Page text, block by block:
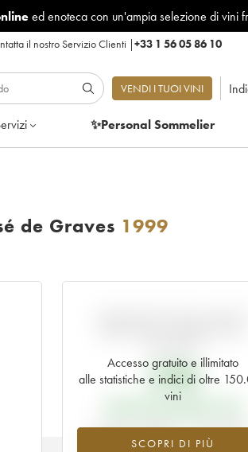
ed enoteca con un'ampia selezione di vini
il nostro Servizio Clienti |+33 1 56 05 86 10
VENDI I TUOI VINI
✨Personal Sommelier
de Graves 1999
Accesso gratuito e illimitato
alle statistiche e indici di oltre
vini
SCOPRI DI PIÙ
29€
+166.79% -